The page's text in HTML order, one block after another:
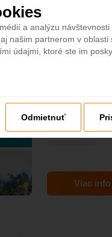
Maledivy -
Viac info
a analýzu návštevnosti
našim partnerom v
údajmi, ktoré ste im
Odmietnuť